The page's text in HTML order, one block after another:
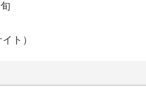
ト）